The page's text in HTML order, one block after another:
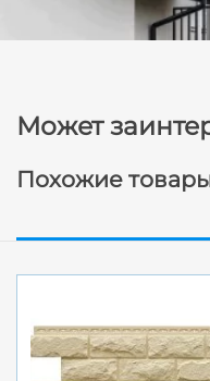
Может
Похожие